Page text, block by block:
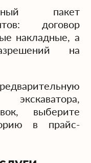
пакет
договор
накладные, а
на
выберите
в прайс-